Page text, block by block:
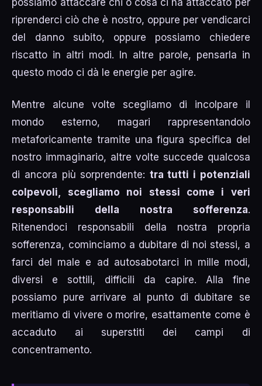
riprenderci ciò che è nostro, oppure per vendicarci
del danno subito, oppure possiamo chiedere
riscatto in altri modi. In altre parole, pensarla in
questo modo ci dà le energie per agire.
Mentre alcune volte scegliamo di incolpare il
mondo esterno, magari rappresentandolo
metaforicamente tramite una figura specifica del
nostro immaginario, altre volte succede qualcosa
di ancora più sorprendente: tra tutti i potenziali
colpevoli, scegliamo noi stessi come i veri
responsabili della nostra sofferenza.
Ritenendoci responsabili della nostra propria
sofferenza, cominciamo a dubitare di noi stessi, a
farci del male e ad autosabotarci in mille modi,
diversi e sottili, difficili da capire. Alla fine
possiamo pure arrivare al punto di dubitare se
meritiamo di vivere o morire, esattamente come è
accaduto ai superstiti dei campi di
concentramento.